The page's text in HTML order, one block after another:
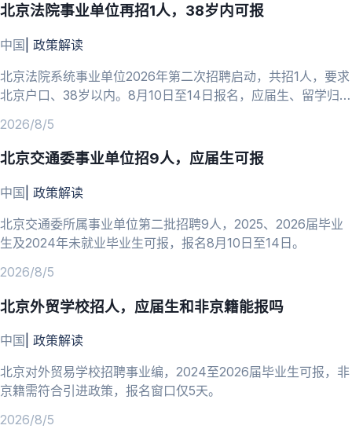
北京法院事业单位再招1人，38岁内可报
中国 政策解读
北京法院系统事业单位2026年第二次招聘启动，共招1人，要求
北京户口、38岁以内。8月10日至14日报名，应届生、留学归国
2026/8/5
北京交通委事业单位招9人，应届生可报
中国 政策解读
北京交通委所属事业单位第二批招聘9人，2025、2026届毕业
生及2024年未就业毕业生可报，报名8月10日至14日。
2026/8/5
北京外贸学校招人，应届生和非京籍能报吗
中国 政策解读
北京对外贸易学校招聘事业编，2024至2026届毕业生可报，非
京籍需符合引进政策，报名窗口仅5天。
2026/8/5